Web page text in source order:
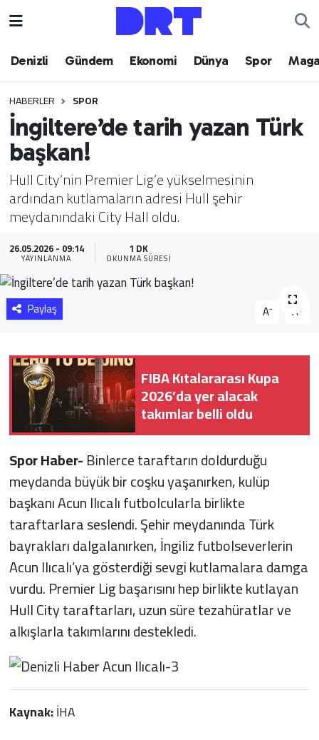
Denizli Gündem Ekonomi Dünya Spor
HABERLER SPOR
İngiltere’de tarih yazan Türk
başkan!
Hull City’nin Premier Lig’e yükselmesinin
ardından kutlamaların adresi Hull şehir
meydanındaki City Hall oldu.
26.05.2026 - 09:14
YAYINLANMA
1 DK
OKUNMA SÜRESI
Paylaş A- A+
FIBA Kıtalararası Kupa
2026’da yer alacak
takımlar belli oldu
Spor Haber-Binlerce taraftarın doldurduğu
meydanda büyük bir coşku yaşanırken, kulüp
başkanı Acun Ilıcalı futbolcularla birlikte
taraftarlara seslendi. Şehir meydanında Türk
bayrakları dalgalanırken, İngiliz futbolseverlerin
Acun Ilıcalı’ya gösterdiği sevgi kutlamalara damga
vurdu. Premier Lig başarısını hep birlikte kutlayan
Hull City taraftarları, uzun süre tezahüratlar ve
alkışlarla takımlarını destekledi.
Kaynak:İHA
Denizli
Ekonomi
Dünya
Spor
Teknoloji
Yaşam
Yazarlar
Resmi İlan
Resmi Reklam
Hava Durumu
Puan Durumu ve Fikstür
Tüm Manşetler
Son Dakika Haberleri